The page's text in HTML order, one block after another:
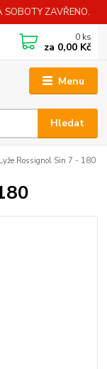
ZAVŘENO.
Menu
Hledat
0 ks
za 0,00 Kč
Lyže Rossignol Sin 7 - 180